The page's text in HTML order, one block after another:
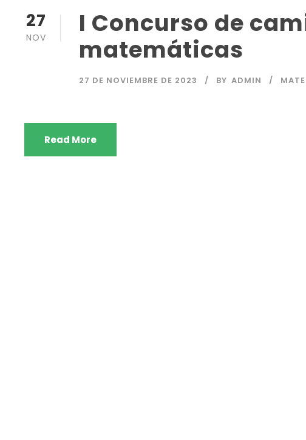
27
NOV
I Concurso de
matemáticas
27 DE NOVIEMBRE DE 2023 BY ADMIN
Read More